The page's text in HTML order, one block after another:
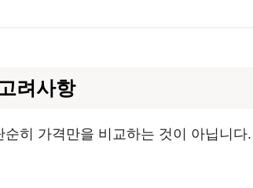
려사항
히 가격만을 비교하는 것이 아닙니